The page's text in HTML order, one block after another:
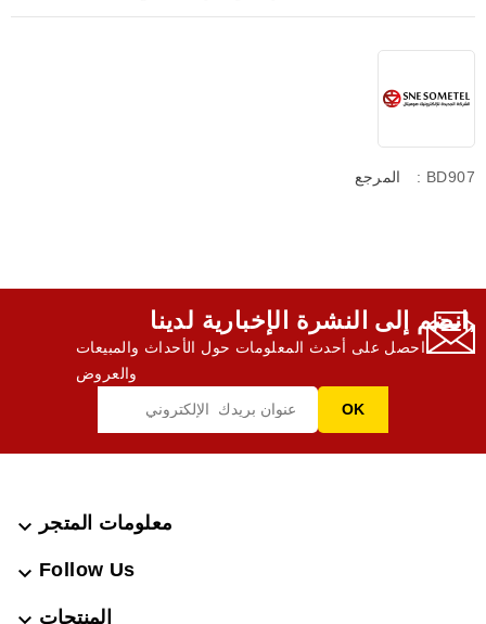
المرجع : BD907
انضم إلى النشرة الإخبارية لدينا,
احصل على أحدث المعلومات حول الأحداث والمبيعات
والعروض
معلومات المتجر 
Follow Us

المنتجات